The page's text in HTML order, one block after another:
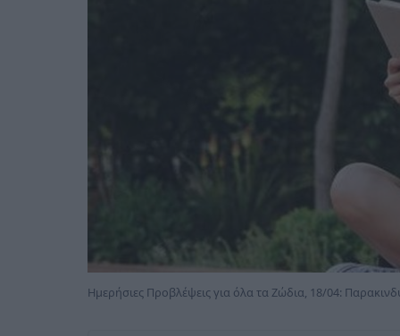
Ημερήσιες Προβλέψεις για όλα τα Ζώδια, 18/04: